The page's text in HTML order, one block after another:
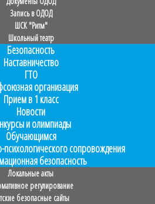
Запись в ОДОД
ШСК "Ритм"
Школьный театр
Безопасность
Наставничество
ГТО
организация
Прием в 1 класс
Новости
и олимпиады
Обучающимся
сопровождения
безопасность
Локальные акты
регулирование
безопасные сайты